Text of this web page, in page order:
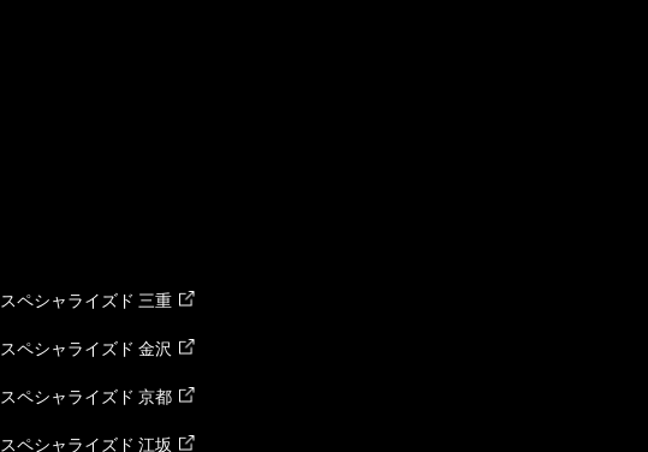
スペシャライズド 三重
スペシャライズド 金沢
スペシャライズド 京都
スペシャライズド 江坂